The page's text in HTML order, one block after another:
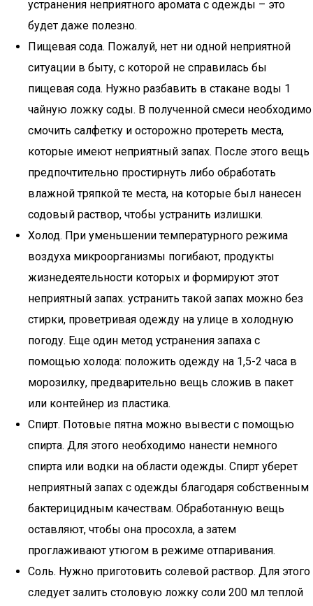
устранения неприятного аромата с одежды – это
будет даже полезно.
Пищевая сода. Пожалуй, нет ни одной неприятной
ситуации в быту, с которой не справилась бы
пищевая сода. Нужно разбавить в стакане воды 1
чайную ложку соды. В полученной смеси необходимо
смочить салфетку и осторожно протереть места,
которые имеют неприятный запах. После этого вещь
предпочтительно простирнуть либо обработать
влажной тряпкой те места, на которые был нанесен
содовый раствор, чтобы устранить излишки.
Холод. При уменьшении температурного режима
воздуха микроорганизмы погибают, продукты
жизнедеятельности которых и формируют этот
неприятный запах. устранить такой запах можно без
стирки, проветривая одежду на улице в холодную
погоду. Еще один метод устранения запаха с
помощью холода: положить одежду на 1,5-2 часа в
морозилку, предварительно вещь сложив в пакет
или контейнер из пластика.
Спирт. Потовые пятна можно вывести с помощью
спирта. Для этого необходимо нанести немного
спирта или водки на области одежды. Спирт уберет
неприятный запах с одежды благодаря собственным
бактерицидным качествам. Обработанную вещь
оставляют, чтобы она просохла, а затем
проглаживают утюгом в режиме отпаривания.
Соль. Нужно приготовить солевой раствор. Для этого
следует залить столовую ложку соли 200 мл теплой